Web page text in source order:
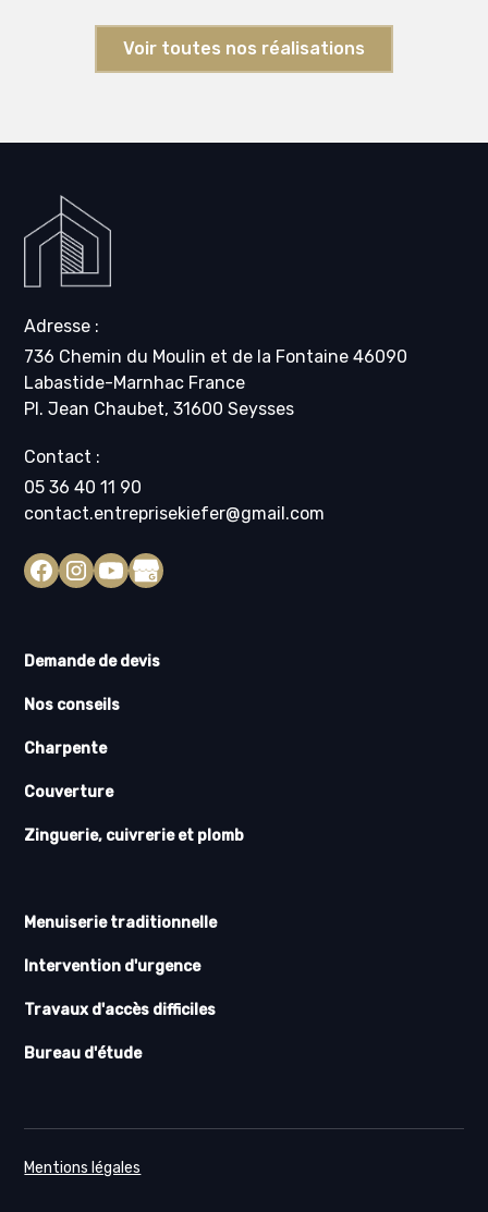
Voir toutes nos réalisations
Adresse :
736 Chemin du Moulin et de la Fontaine 46090
Labastide-Marnhac France
Pl. Jean Chaubet, 31600 Seysses
Contact :
05 36 40 11 90
contact.entreprisekiefer@gmail.com
Demande de devis
Nos conseils
Charpente
Couverture
Zinguerie, cuivrerie et plomb
Menuiserie traditionnelle
Intervention d'urgence
Travaux d'accès difficiles
Bureau d'étude
Mentions légales